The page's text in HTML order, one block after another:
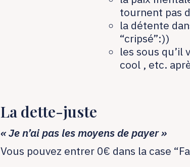
tournent pas
la détente
“cripsé”:))
les sous qu’il
cool , etc.
La dette-juste
« Je n’ai pas les moyens de payer »
Vous pouvez entrer 0€ dans la case